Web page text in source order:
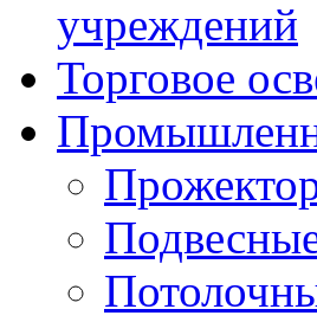
учреждений
Торговое